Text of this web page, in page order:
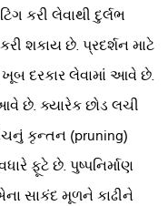
કરી લેવાથી દુર્લભ
શકાય છે. પ્રદર્શન માટે
દરકાર લેવામાં આવે છે.
છે. ક્યારેક છોડ લચી
કૃન્તન (pruning)
ફૂટે છે. પુષ્પનિર્માણ
સાકંદ મૂળને કાઢીને